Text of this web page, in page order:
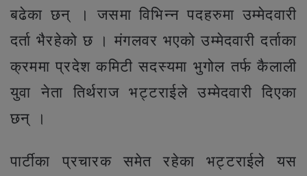
बढेका छन् । जसमा विभिन्न पदहरुमा उम्मेदवारी
दर्ता भैरहेको छ । मंगलवर भएको उम्मेदवारी दर्ताका
क्रममा प्रदेश कमिटी सदस्यमा भुगोल तर्फ कैलाली
युवा नेता तिर्थराज भट्टराईले उम्मेदवारी दिएका
छन् ।
पार्टीका प्रचारक समेत रहेका भट्टराईले यस